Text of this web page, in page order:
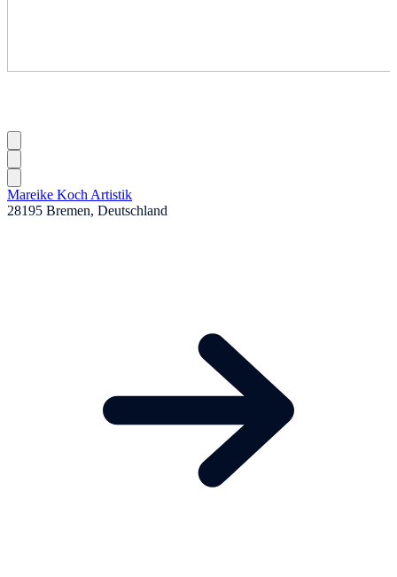
Mareike Koch Artistik
28195 Bremen, Deutschland